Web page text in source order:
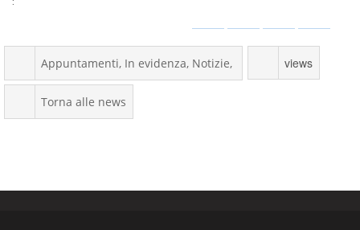
Appuntamenti In evidenza Notizie views
Torna alle news